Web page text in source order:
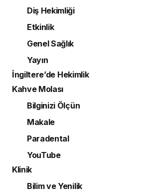
Diş Hekimliği
Etkinlik
Genel Sağlık
Yayın
İngiltere’de Hekimlik
Kahve Molası
Bilginizi Ölçün
Makale
Paradental
YouTube
Klinik
Bilim ve Yenilik